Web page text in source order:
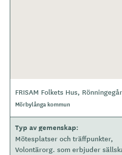
FRISAM Folkets Hus,
Mörbylånga kommun
Typ av gemenskap
Mötesplatser och träffpunkter
Volontärorg. som erbjuder